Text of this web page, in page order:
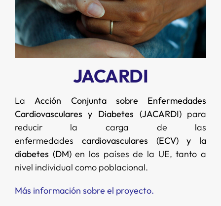
JACARDI
LaAcción Conjunta sobre Enfermedades
Cardiovasculares y Diabetes (JACARDI)para
reducir la carga de las
enfermedades cardiovasculares (ECV) y la
diabetes (DM)en los países de la UE, tanto a
nivel individual como poblacional.
Más información sobre el proyecto.